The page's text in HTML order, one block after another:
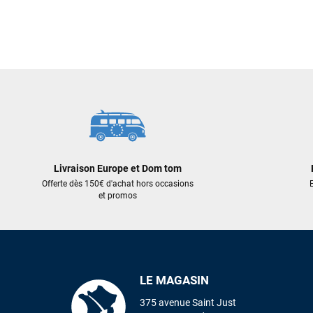
Livraison Europe et Dom tom
Offerte dès 150€ d'achat hors occasions
et promos
LE MAGASIN
375 avenue Saint Just